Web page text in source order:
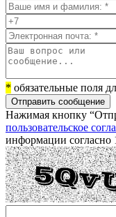
* обязательные поля
Отправить сообщение
Нажимая кнопку
пользовательское
информации согласно